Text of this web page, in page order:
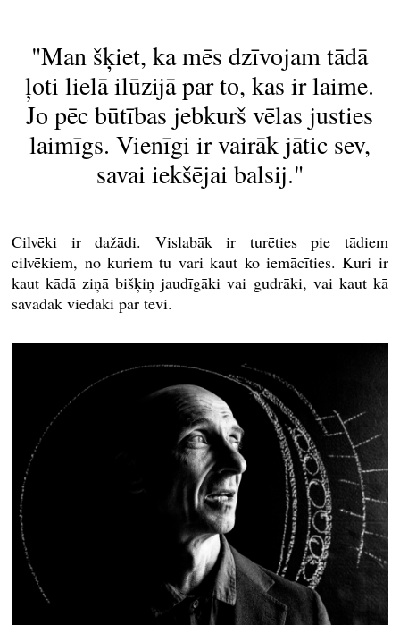
"Man šķiet, ka mēs dzīvojam tādā
ļoti lielā ilūzijā par to, kas ir laime.
Jo pēc būtības jebkurš vēlas justies
laimīgs. Vienīgi ir vairāk jātic sev,
savai iekšējai balsij."
Cilvēki ir dažādi. Vislabāk ir turēties pie tādiem
cilvēkiem, no kuriem tu vari kaut ko iemācīties. Kuri ir
kaut kādā ziņā bišķiņ jaudīgāki vai gudrāki, vai kaut kā
savādāk viedāki par tevi.